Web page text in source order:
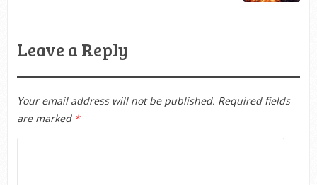
Leave a Reply
Your email address will not be published. Required fields
are marked *